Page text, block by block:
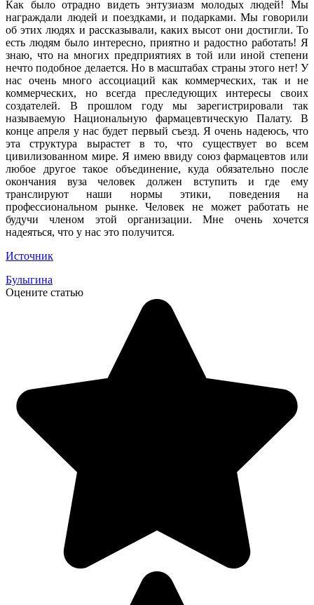
Как было отрадно видеть энтузиазм молодых людей! Мы
награждали людей и поездками, и подарками. Мы говорили
об этих людях и рассказывали, каких высот они достигли. То
есть людям было интересно, приятно и радостно работать! Я
знаю, что на многих предприятиях в той или иной степени
нечто подобное делается. Но в масштабах страны этого нет! У
нас очень много ассоциаций как коммерческих, так и не
коммерческих, но всегда преследующих интересы своих
создателей. В прошлом году мы зарегистрировали так
называемую Национальную фармацевтическую Палату. В
конце апреля у нас будет первый съезд. Я очень надеюсь, что
эта структура вырастет в то, что существует во всем
цивилизованном мире. Я имею ввиду союз фармацевтов или
любое другое такое объединение, куда обязательно после
окончания вуза человек должен вступить и где ему
транслируют наши нормы этики, поведения на
профессиональном рынке. Человек не может работать не
будучи членом этой организации. Мне очень хочется
надеяться, что у нас это получится.
Источник
Булыгина
Оцените статью